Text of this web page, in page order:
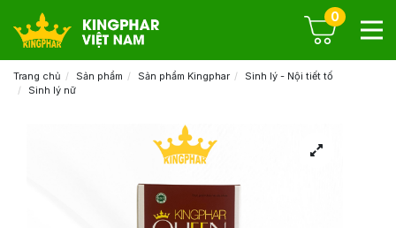
0
Trang chủ Sản phẩm Sản phẩm Kingphar
Sinh lý - Nội tiết tố
Sinh lý nữ